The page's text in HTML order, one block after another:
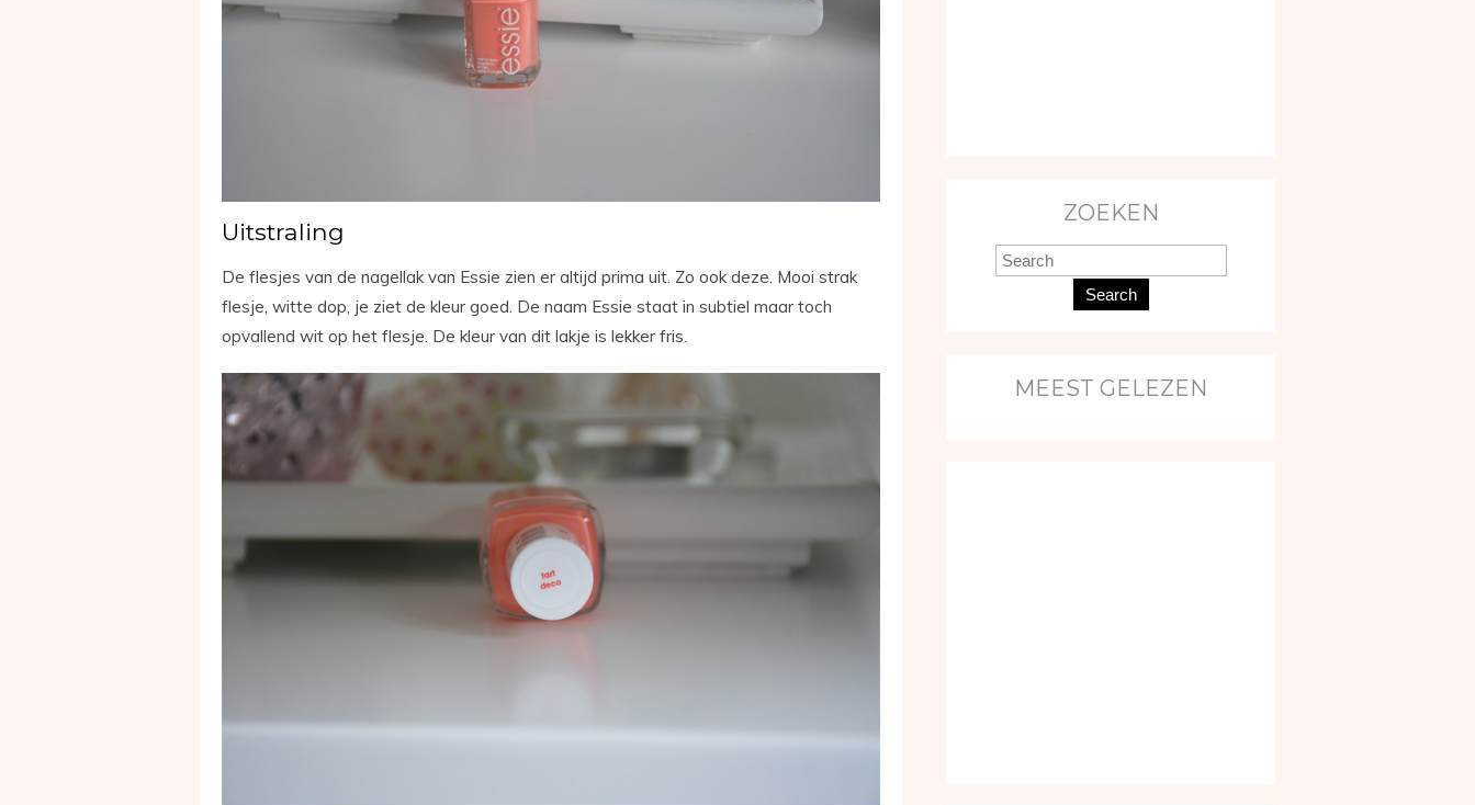
Uitstraling
De flesjes van de nagellak van Essie zien er altijd prima uit. Zo ook deze. Mooi strak
flesje, witte dop, je ziet de kleur goed. De naam Essie staat in subtiel maar toch
opvallend wit op het flesje. De kleur van dit lakje is lekker fris.
ZOEKEN
Search
MEEST GELEZEN